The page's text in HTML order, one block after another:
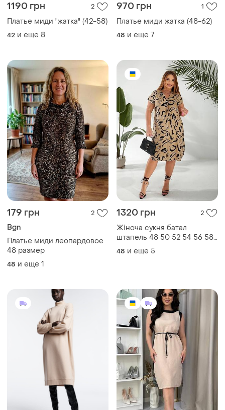
1190 грн 2
Платье миди "жатка" (42-58)
42 и еще 8
970 грн 1
Платье миди жатка (48-62)
48 и еще 7
179 грн 2
Bgn
Платье миди леопардовое
48 размер
48 и еще 1
1320 грн 2
Жіноча сукня батал
штапель 48 50 52 54 56 58
літня жіноча сукня великих
розмірів
48 и еще 5